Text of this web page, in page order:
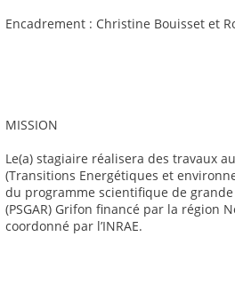
Encadrement : Christine Bouisset et
MISSION
Le(a) stagiaire réalisera des travaux
(Transitions Energétiques et
du programme scientifique de
(PSGAR) Grifon financé par la région
coordonné par l’INRAE.